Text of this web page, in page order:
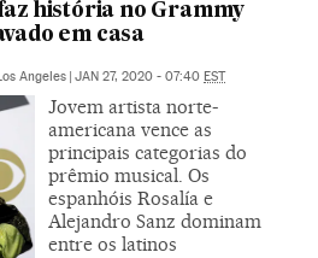
história no Grammy
em casa
Angeles JAN 27, 2020 - 07:40 EST
Jovem artista norte-
americana vence as
principais categorias do
prêmio musical. Os
espanhóis Rosalía e
Alejandro Sanz dominam
entre os latinos